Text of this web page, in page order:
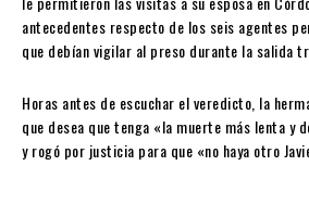
antecedentes respecto de los seis agentes
que debían vigilar al preso durante la salida
Horas antes de escuchar el veredicto, la
que desea que tenga «la muerte más lenta y
y rogó por justicia para que «no haya otro